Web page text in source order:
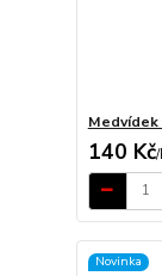
Medvídek
140 Kč/
Novinka